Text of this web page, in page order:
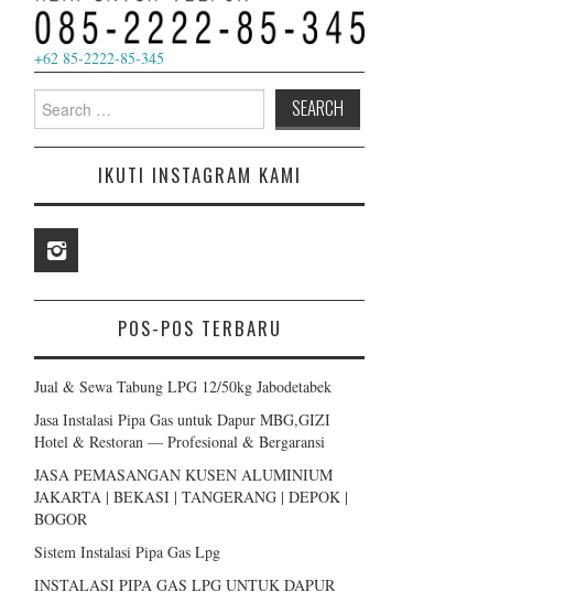
+62 85-2222-85-345
for:
IKUTI INSTAGRAM KAMI
POS-POS TERBARU
Jual & Sewa Tabung LPG 12/50kg Jabodetabek
Jasa Instalasi Pipa Gas untuk Dapur MBG,GIZI
Hotel & Restoran — Profesional & Bergaransi
JASA PEMASANGAN KUSEN ALUMINIUM
JAKARTA | BEKASI | TANGERANG | DEPOK |
BOGOR
Sistem Instalasi Pipa Gas Lpg
INSTALASI PIPA GAS LPG UNTUK DAPUR